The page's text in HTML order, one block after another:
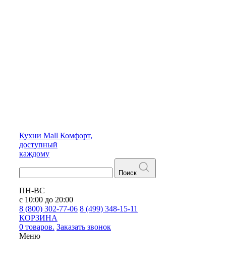
Кухни Mall Комфорт,
доступный
каждому
Поиск
ПН-ВС
с 10:00 до 20:00
8 (800) 302-77-06 8 (499) 348-15-11
КОРЗИНА
0 товаров. Заказать звонок
Меню